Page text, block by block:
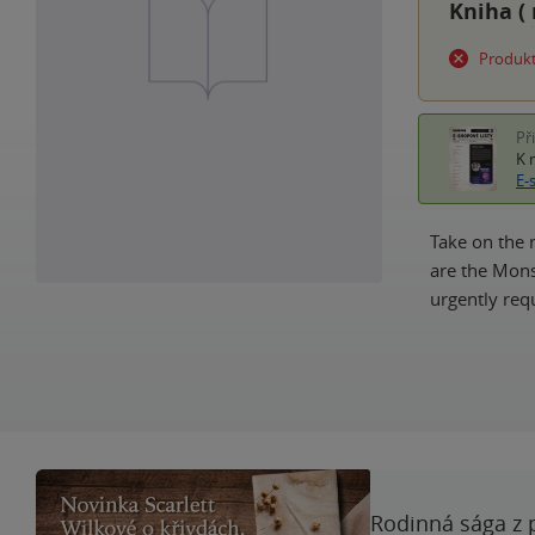
Kniha (
K
Take on the
are the
urgently
Rodinná sága z